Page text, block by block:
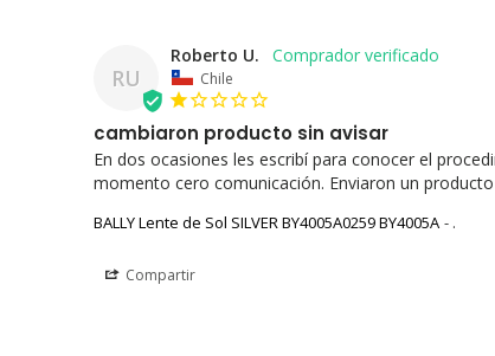
RU
Roberto U.
Chile
cambiaron producto sin avisar
En dos ocasiones les escribí para conocer el
momento cero comunicación. Enviaron un
BALLY Lente de Sol SILVER BY4005A0259 BY4005A .
Compartir